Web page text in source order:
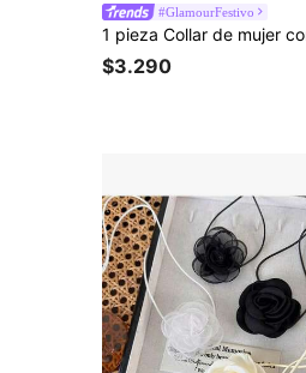
#GlamourFestivo
$3.290